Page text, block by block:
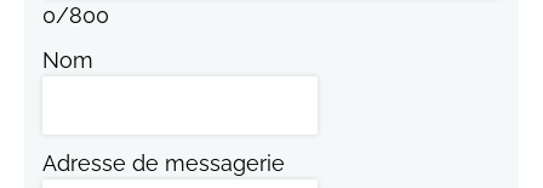
0/800
Nom
Adresse de messagerie